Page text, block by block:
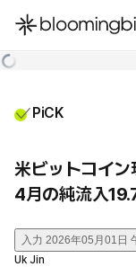
한국어
PiCK
米ビットコイン
4月の純流入
入力 2026年05月01日
Uk Jin